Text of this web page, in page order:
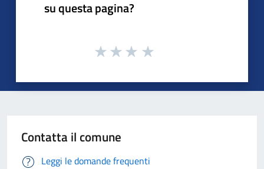
su questa pagina?
Contatta il comune
Leggi le domande frequenti